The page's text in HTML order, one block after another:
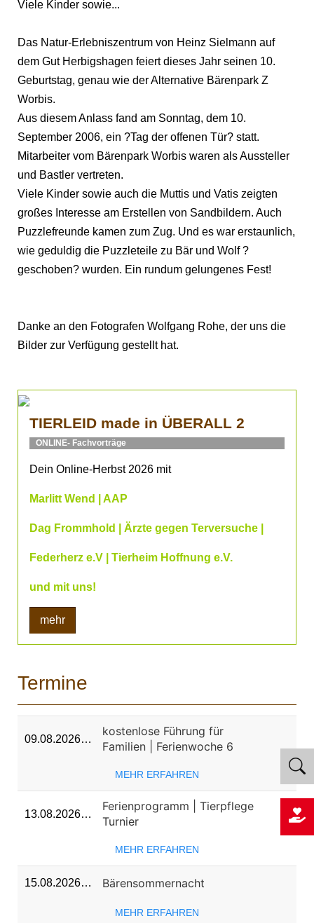
Viele Kinder sowie...
Das Natur-Erlebniszentrum von Heinz Sielmann auf
dem Gut Herbigshagen feiert dieses Jahr seinen 10.
Geburtstag, genau wie der Alternative Bärenpark Z
Worbis.
Aus diesem Anlass fand am Sonntag, dem 10.
September 2006, ein ?Tag der offenen Tür? statt.
Mitarbeiter vom Bärenpark Worbis waren als Aussteller
und Bastler vertreten.
Viele Kinder sowie auch die Muttis und Vatis zeigten
großes Interesse am Erstellen von Sandbildern. Auch
Puzzlefreunde kamen zum Zug. Und es war erstaunlich,
wie geduldig die Puzzleteile zu Bär und Wolf ?
geschoben? wurden. Ein rundum gelungenes Fest!
Danke an den Fotografen Wolfgang Rohe, der uns die
Bilder zur Verfügung gestellt hat.
TIERLEID made in ÜBERALL 2
ONLINE- Fachvorträge
Dein Online-Herbst 2026 mit
Marlitt Wend | AAP
Dag Frommhold | Ärzte gegen Terversuche |
Federherz e.V | Tierheim Hoffnung e.V.
und mit uns!
mehr
Termine
09.08.2026…
kostenlose Führung für
Familien | Ferienwoche 6
MEHR ERFAHREN
13.08.2026…
Ferienprogramm | Tierpflege
Turnier
MEHR ERFAHREN
15.08.2026… Bärensommernacht
MEHR ERFAHREN